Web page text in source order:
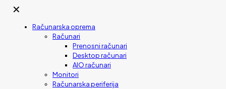
✕
Računarska oprema
Računari
Prenosni računari
Desktop računari
AIO računari
Monitori
Računarska periferija